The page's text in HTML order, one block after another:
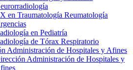
en Traumatología Reumatología
en Pediatría
de Tórax Respiratorio
Administración de Hospitales y Afines
Administración de Hospitales y